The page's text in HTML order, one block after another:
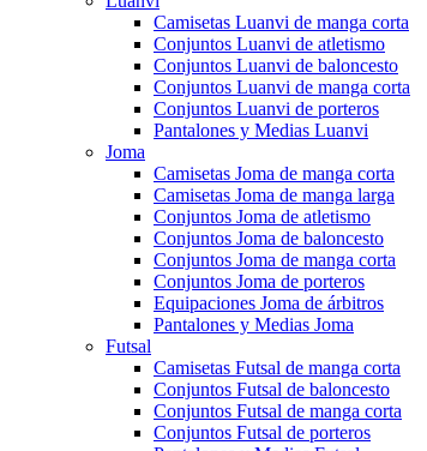
Camisetas Luanvi de manga corta
Conjuntos Luanvi de atletismo
Conjuntos Luanvi de baloncesto
Conjuntos Luanvi de manga corta
Conjuntos Luanvi de porteros
Pantalones y Medias Luanvi
Joma
Camisetas Joma de manga corta
Camisetas Joma de manga larga
Conjuntos Joma de atletismo
Conjuntos Joma de baloncesto
Conjuntos Joma de manga corta
Conjuntos Joma de porteros
Equipaciones Joma de árbitros
Pantalones y Medias Joma
Futsal
Camisetas Futsal de manga corta
Conjuntos Futsal de baloncesto
Conjuntos Futsal de manga corta
Conjuntos Futsal de porteros